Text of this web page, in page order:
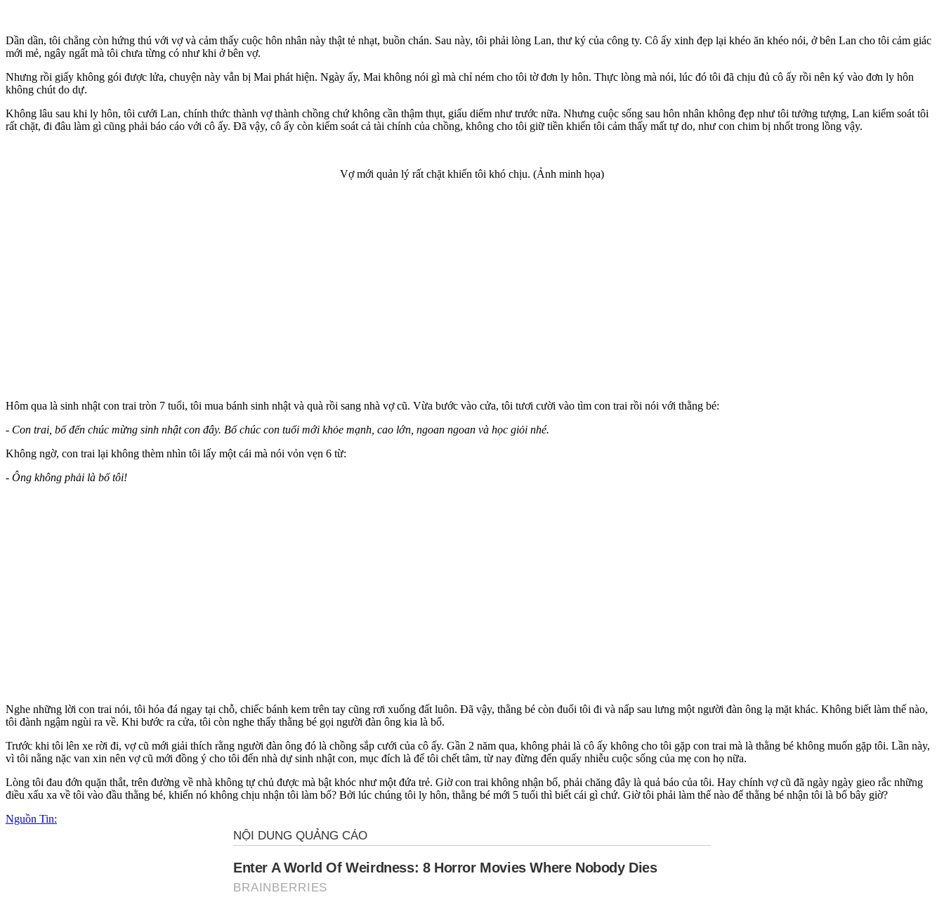
Dần dần, tôi chẳng còn hứng thú với vợ và cảm thấy cuộc hôn nhân này thật tẻ nhạt, buồn chán. Sau này, tôi phải lòng Lan, thư ký của công ty. Cô ấy xinh đẹp lại khéo ăn khéo nói, ở bên Lan cho tôi cảm giác
mới mẻ, ngây ngất mà tôi chưa từng có như khi ở bên vợ.
Nhưng rồi giấy không gói được lửa, chuyện này vẫn bị Mai phát hiện. Ngày ấy, Mai không nói gì mà chỉ ném cho tôi tờ đơn ly hôn. Thực lòng mà nói, lúc đó tôi đã chịu đủ cô ấy rồi nên ký vào đơn ly hôn
không chút do dự.
Không lâu sau khi ly hôn, tôi cưới Lan, chính thức thành vợ thành chồng chứ không cần thậm thụt, giấu diếm như trước nữa. Nhưng cuộc sống sau hôn nhân không đẹp như tôi tưởng tượng, Lan kiểm soát tôi
rất chặt, đi đâu làm gì cũng phải báo cáo với cô ấy. Đã vậy, cô ấy còn kiểm soát cả tài chính của chồng, không cho tôi giữ tiền khiến tôi cảm thấy mất tự do, như con chim bị nhốt trong lồng vậy.
Vợ mới quản lý rất chặt khiến tôi khó chịu. (Ảnh minh họa)
Hôm qua là sinh nhật con trai tròn 7 tuổi, tôi mua bánh sinh nhật và quà rồi sang nhà vợ cũ. Vừa bước vào cửa, tôi tươi cười vào tìm con trai rồi nói với thằng bé:
- Con trai, bố đến chúc mừng sinh nhật con đây. Bố chúc con tuổi mới khỏe mạnh, cao lớn, ngoan ngoan và học giỏi nhé.
Không ngờ, con trai lại không thèm nhìn tôi lấy một cái mà nói vỏn vẹn 6 từ:
- Ông không phải là bố tôi!
Nghe những lời con trai nói, tôi hóa đá ngay tại chỗ, chiếc bánh kem trên tay cũng rơi xuống đất luôn. Đã vậy, thằng bé còn đuổi tôi đi và nấp sau lưng một người đàn ông lạ mặt khác. Không biết làm thế nào,
tôi đành ngậm ngùi ra về. Khi bước ra cửa, tôi còn nghe thấy thằng bé gọi người đàn ông kia là bố.
Trước khi tôi lên xe rời đi, vợ cũ mới giải thích rằng người đàn ông đó là chồng sắp cưới của cô ấy. Gần 2 năm qua, không phải là cô ấy không cho tôi gặp con trai mà là thằng bé không muốn gặp tôi. Lần này,
vì tôi nằng nặc van xin nên vợ cũ mới đồng ý cho tôi đến nhà dự sinh nhật con, mục đích là để tôi chết tâm, từ nay đừng đến quấy nhiễu cuộc sống của mẹ con họ nữa.
Lòng tôi đau đớn quặn thắt, trên đường về nhà không tự chủ được mà bật khóc như một đứa trẻ. Giờ con trai không nhận bố, phải chăng đây là quả báo của tôi. Hay chính vợ cũ đã ngày ngày gieo rắc những
điều xấu xa về tôi vào đầu thằng bé, khiến nó không chịu nhận tôi làm bố? Bởi lúc chúng tôi ly hôn, thằng bé mới 5 tuổi thì biết cái gì chứ. Giờ tôi phải làm thế nào để thằng bé nhận tôi là bố bây giờ?
Nguồn Tin: